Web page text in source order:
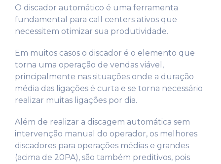
O discador automático é uma ferramenta
fundamental para call centers ativos que
necessitem otimizar sua produtividade.
Em muitos casos o discador é o elemento que
torna uma operação de vendas viável,
principalmente nas situações onde a duração
média das ligações é curta e se torna necessário
realizar muitas ligações por dia.
Além de realizar a discagem automática sem
intervenção manual do operador, os melhores
discadores para operações médias e grandes
(acima de 20PA), são também preditivos, pois